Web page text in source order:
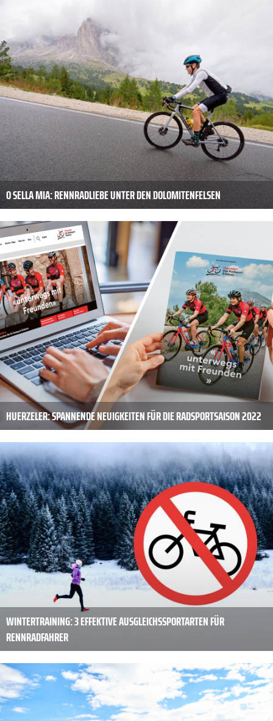
O SELLA MIA: RENNRADLIEBE UNTER DEN DOLOMITENFELSEN
HUERZELER: SPANNENDE NEUIGKEITEN FÜR DIE RADSPORTSAISON 2022
WINTERTRAINING: 3 EFFEKTIVE AUSGLEICHSSPORTARTEN FÜR
RENNRADFAHRER